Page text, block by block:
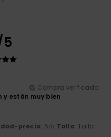
Compra verificada
y están muy bien
precio: 5/5 Talla: Talla